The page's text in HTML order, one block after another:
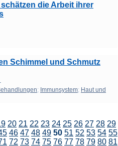
die Arbeit ihrer
Schimmel und Schmutz
; Immunsystem; Haut und
20 21 22 23 24 25 26 27 28 29
46 47 48 49 50 51 52 53 54 55
72 73 74 75 76 77 78 79 80 81